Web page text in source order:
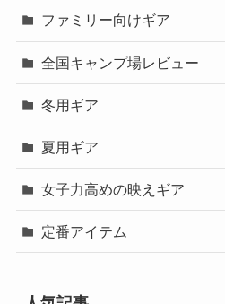
ファミリー向けギア
全国キャンプ場レビュー
冬用ギア
夏用ギア
女子力高めの映えギア
定番アイテム